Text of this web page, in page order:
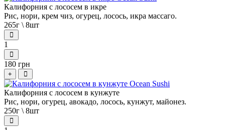
Калифорния с лососем в икре
Рис, нори, крем чиз, огурец, лосось, икра массаго.
265г \ 8шт
1
180 грн
+
Калифорния с лососем в кунжуте
Рис, нори, огурец, авокадо, лосось, кунжут, майонез.
250г \ 8шт